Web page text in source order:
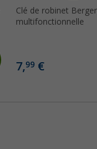
Clé de robinet
multifonctionnelle
7,99 €